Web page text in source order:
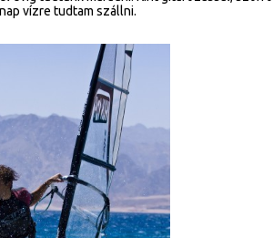
vízre tudtam szállni.